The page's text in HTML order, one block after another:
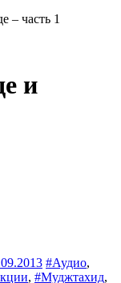
– часть 1
и
#Аудио,
, #Муджтахид,